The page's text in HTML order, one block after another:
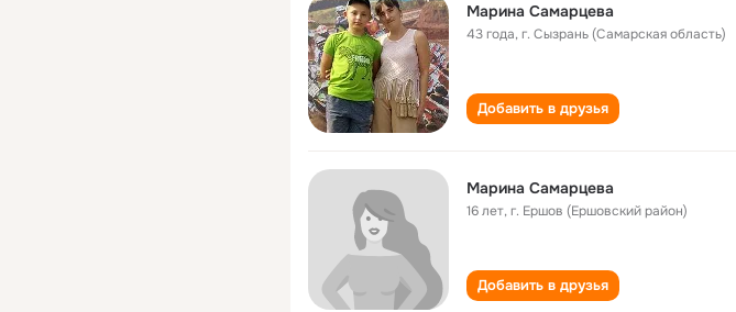
Марина Самарцева
43 года,г. Сызрань (Самарская область)
Добавить в друзья
Марина Самарцева
16 лет,г. Ершов (Ершовский район)
Добавить в друзья